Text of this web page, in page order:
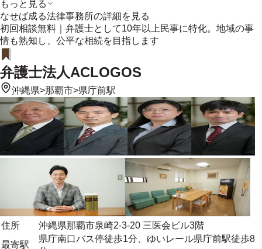
もっと見る
なせば成る法律事務所の詳細を見る
初回相談無料｜弁護士として10年以上民事に特化。地域の事
情も熟知し、公平な相続を目指します
弁護士法人ACLOGOS
沖縄県>那覇市>県庁前駅
住所
沖縄県那覇市泉崎2-3-20 三医会ビル3階
最寄駅
県庁南口バス停徒歩1分、ゆいレール県庁前駅徒歩8